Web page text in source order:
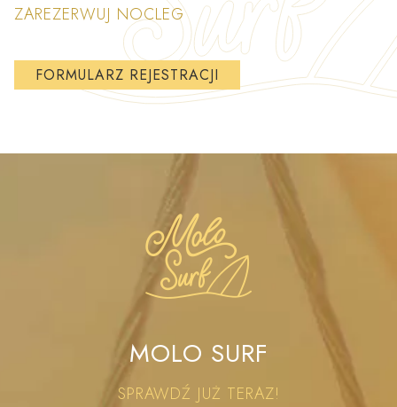
MOLO SURF
SPRAWDŹ JUŻ TERAZ!
ZAREZERWUJ NOCLEG
FORMULARZ REJESTRACJI